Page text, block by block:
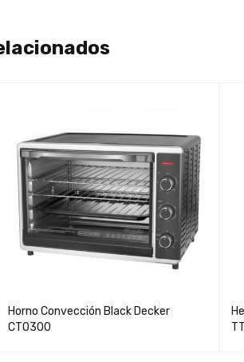
Horno Convección Black Decker
CTO300